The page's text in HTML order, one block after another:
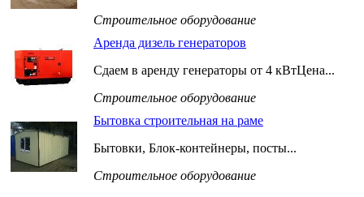
Строительное оборудование
Аренда дизель генераторов
Сдаем в аренду генераторы от 4 кВтЦена...
Строительное оборудование
Бытовка строительная на раме
Бытовки, Блок-контейнеры, посты...
Строительное оборудование